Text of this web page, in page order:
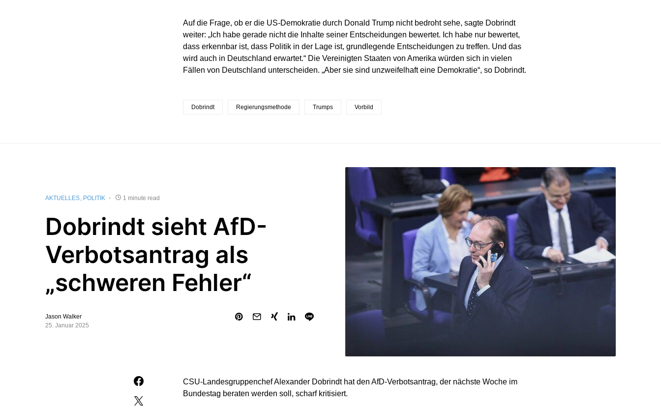
Auf die Frage, ob er die US-Demokratie durch Donald Trump nicht bedroht sehe, sagte Dobrindt
weiter: „Ich habe gerade nicht die Inhalte seiner Entscheidungen bewertet. Ich habe nur bewertet,
dass erkennbar ist, dass Politik in der Lage ist, grundlegende Entscheidungen zu treffen. Und das
wird auch in Deutschland erwartet.“ Die Vereinigten Staaten von Amerika würden sich in vielen
Fällen von Deutschland unterscheiden. „Aber sie sind unzweifelhaft eine Demokratie“, so Dobrindt.
Dobrindt Regierungsmethode Trumps Vorbild
AKTUELLES POLITIK 1 minute read
Dobrindt sieht AfD-
Verbotsantrag als
„schweren Fehler“
Jason Walker
25. Januar 2025
CSU-Landesgruppenchef Alexander Dobrindt hat den AfD-Verbotsantrag, der nächste Woche im
Bundestag beraten werden soll, scharf kritisiert.